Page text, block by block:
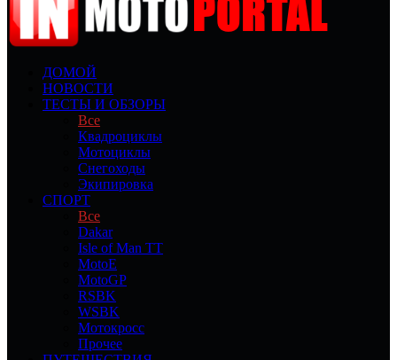
ДОМОЙ
НОВОСТИ
ТЕСТЫ И ОБЗОРЫ
Все
Квадроциклы
Мотоциклы
Снегоходы
Экипировка
СПОРТ
Все
Dakar
Isle of Man TT
MotoE
MotoGP
RSBK
WSBK
Мотокросс
Прочее